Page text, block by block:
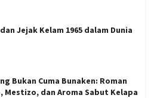
Jejak Kelam 1965 dalam Dunia
Bukan Cuma Bunaken: Roman
Mestizo, dan Aroma Sabut Kelapa